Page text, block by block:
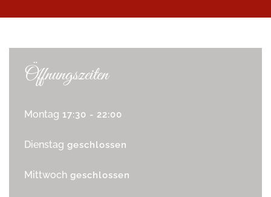
Öffnungszeiten
Montag 17:30 - 22:00
Dienstag geschlossen
Mittwoch geschlossen